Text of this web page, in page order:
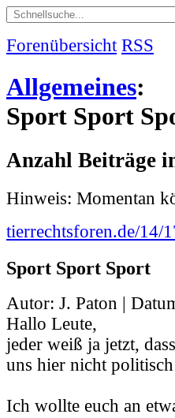
Forenübersicht RSS
Allgemeines:
Sport Sport
Anzahl Beiträge
Hinweis: Momentan
tierrechtsforen.de/14/
Sport Sport Sport
Autor: J. Paton |
Hallo Leute,
jeder weiß ja jetzt,
uns hier nicht
Ich wollte euch an